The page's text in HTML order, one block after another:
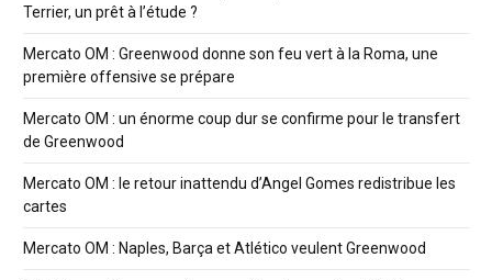
Terrier, un prêt à l’étude ?
Mercato OM : Greenwood donne son feu vert à la Roma, une
première offensive se prépare
Mercato OM : un énorme coup dur se confirme pour le transfert
de Greenwood
Mercato OM : le retour inattendu d’Angel Gomes redistribue les
cartes
Mercato OM : Naples, Barça et Atlético veulent Greenwood